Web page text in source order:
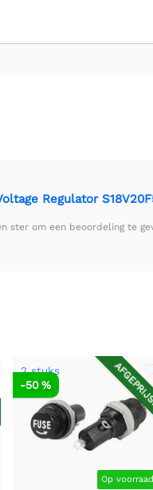
Regulator
ster om een beoordeling te
2 stuks
Op voorraad
-50 %